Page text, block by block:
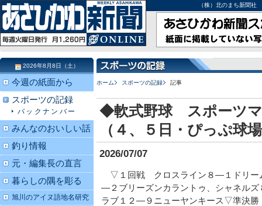
（株）北のまち新聞
ホーム スポーツの記録 記事
◆軟式野球 スポーツマ
（４、５日・ぴっぷ球
2026/07/07
▽１回戦 クロスライン８―１ドリー
―２ブリーズンカラントゥ、シャネル
ラブ１２―９ニューヤンキース▽準決
2026年8月8日（土）
今週の紙面から
スポーツの記録
バックナンバー
みんなのおいしい話
釣り情報
元・編集長の直言
暮らしの隅を彫る
旭川のアイヌ語地名研究